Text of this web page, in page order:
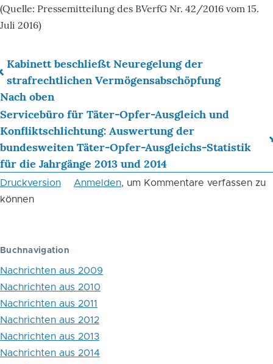
(Quelle: Pressemitteilung des BVerfG Nr. 42/2016 vom 15.
Juli 2016)
Links
für
das
Blättern
im
Buch
Vorratsdatenspeicherungsgesetz
Kabinett beschließt Neuregelung der
strafrechtlichen Vermögensabschöpfung
Nach oben
Servicebüro für Täter-Opfer-Ausgleich und
Konfliktschlichtung: Auswertung der
bundesweiten Täter-Opfer-Ausgleichs-Statistik
für die Jahrgänge 2013 und 2014
Druckversion Anmelden, um Kommentare verfassen zu
können
Buchnavigation
Nachrichten aus 2009
Nachrichten aus 2010
Nachrichten aus 2011
Nachrichten aus 2012
Nachrichten aus 2013
Nachrichten aus 2014